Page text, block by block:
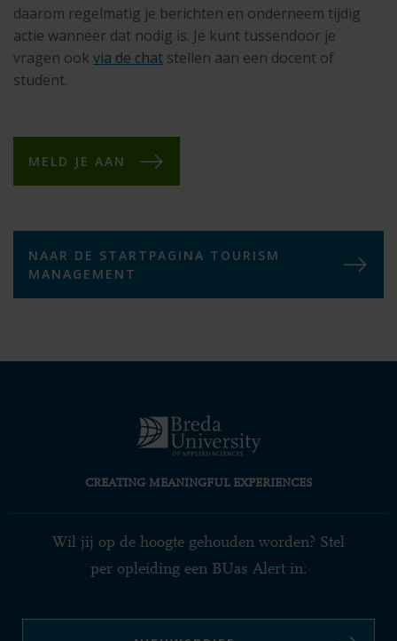
daarom regelmatig je berichten en onderneem tijdig
actie wanneer dat nodig is. Je kunt tussendoor je
vragen ook via de chat stellen aan een docent of
student.
MELD JE AAN
NAAR DE STARTPAGINA TOURISM
MANAGEMENT
CREATING MEANINGFUL EXPERIENCES
Wil jij op de hoogte gehouden worden? Stel
per opleiding een BUas Alert in: